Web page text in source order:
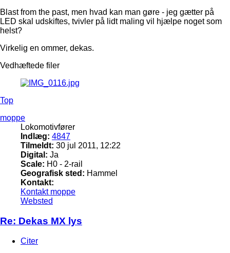
Blast from the past, men hvad kan man gøre - jeg gætter på
LED skal udskiftes, tvivler på lidt maling vil hjælpe noget som
helst?
Virkelig en ommer, dekas.
Vedhæftede filer
Top
moppe
Lokomotivfører
Indlæg: 4847
Tilmeldt: 30 jul 2011, 12:22
Digital: Ja
Scale: H0 - 2-rail
Geografisk sted: Hammel
Kontakt:
Kontakt moppe
Websted
Re: Dekas MX lys
Citer